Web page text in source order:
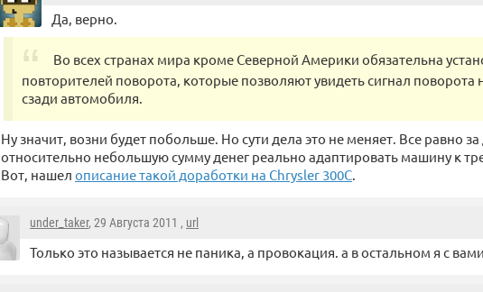
Да, верно.
Во всех странах мира кроме Северной Америки обязательна
повторителей поворота, которые позволяют увидеть сигнал поворота
сзади автомобиля.
Ну значит, возни будет побольше. Но сути дела это не меняет. Все равно
относительно небольшую сумму денег реально адаптировать машину к
Вот, нашел описание такой доработки на Chrysler 300C.
under_taker, 29 Августа 2011 , url
Только это называется не паника, а провокация. а в остальном я с